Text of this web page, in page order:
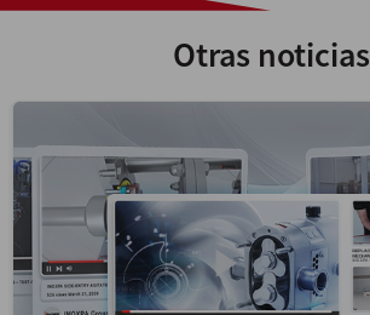
Otras noticias